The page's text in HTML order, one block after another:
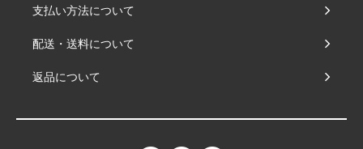
支払い方法について
配送・送料について
返品について